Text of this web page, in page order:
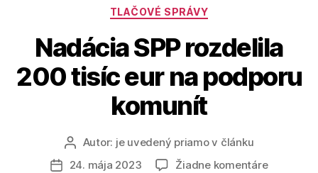
Kategórie
TLAČOVÉ SPRÁVY
Nadácia SPP rozdelila
200 tisíc eur na podporu
komunít
Autor
článku
Autor: je uvedený priamo v článku
Dátum24. mája 2023 Žiadne komentárena